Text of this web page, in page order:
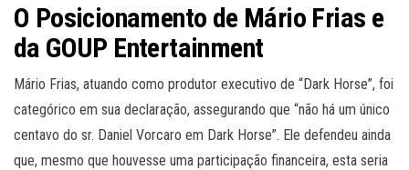
O Posicionamento de Mário Frias e
da GOUP Entertainment
Mário Frias, atuando como produtor executivo de “Dark Horse”, foi
categórico em sua declaração, assegurando que “não há um único
centavo do sr. Daniel Vorcaro em Dark Horse”. Ele defendeu ainda
que, mesmo que houvesse uma participação financeira, esta seria